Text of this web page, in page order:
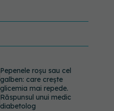
Pepenele roșu sau cel
galben: care crește
glicemia mai repede.
Răspunsul unui medic
diabetolog